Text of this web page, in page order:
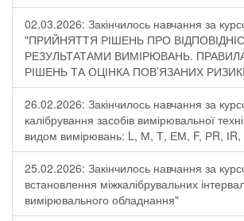
02.03.2026: Закінчилось навчання за
"ПРИЙНЯТТЯ РІШЕНЬ ПРО
РЕЗУЛЬТАТАМИ ВИМІРЮВАНЬ.
РІШЕНЬ ТА ОЦІНКА ПОВ’ЯЗАНИХ
26.02.2026: Закінчилось навчання за
калібрування засобів вимірювальної
видом вимірювань: L, М, Т, ЕМ, F, РR,
25.02.2026: Закінчилось навчання за
встановлення міжкалібрувальних
вимірювального обладнання"